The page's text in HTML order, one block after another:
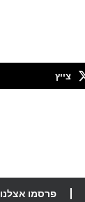
צייץ
פרסמו אצלנו